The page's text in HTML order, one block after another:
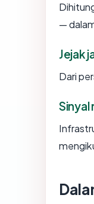
—
Jejak
Dari
Sinyal